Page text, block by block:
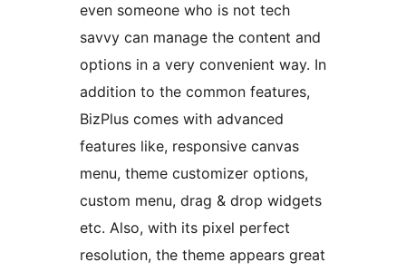
even someone who is not tech
savvy can manage the content and
options in a very convenient way. In
addition to the common features,
BizPlus comes with advanced
features like, responsive canvas
menu, theme customizer options,
custom menu, drag & drop widgets
etc. Also, with its pixel perfect
resolution, the theme appears great